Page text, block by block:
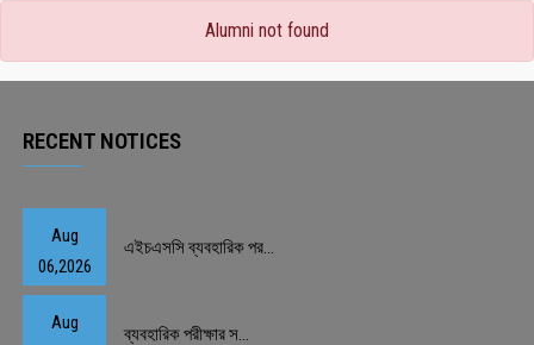
Alumni not found
RECENT NOTICES
Aug
06,2026
এইচএসসি ব্যবহারিক পর...
Aug
ব্যবহারিক পরীক্ষার স...